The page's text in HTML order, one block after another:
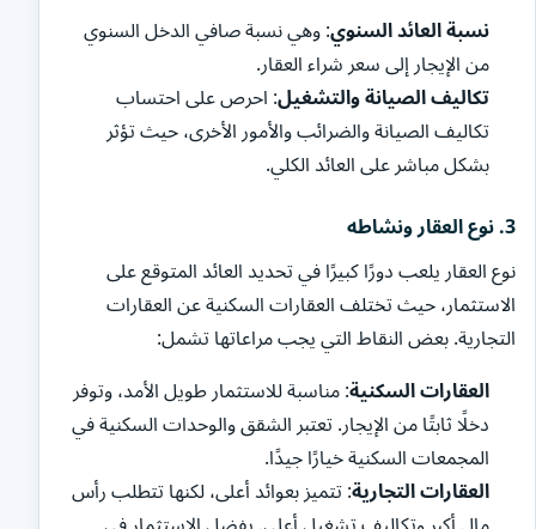
نسبة العائد السنوي: وهي نسبة صافي الدخل السنوي
من الإيجار إلى سعر شراء العقار.
تكاليف الصيانة والتشغيل: احرص على احتساب
تكاليف الصيانة والضرائب والأمور الأخرى، حيث تؤثر
بشكل مباشر على العائد الكلي.
3. نوع العقار ونشاطه
نوع العقار يلعب دورًا كبيرًا في تحديد العائد المتوقع على
الاستثمار، حيث تختلف العقارات السكنية عن العقارات
التجارية. بعض النقاط التي يجب مراعاتها تشمل:
العقارات السكنية: مناسبة للاستثمار طويل الأمد، وتوفر
دخلًا ثابتًا من الإيجار. تعتبر الشقق والوحدات السكنية في
المجمعات السكنية خيارًا جيدًا.
العقارات التجارية: تتميز بعوائد أعلى، لكنها تتطلب رأس